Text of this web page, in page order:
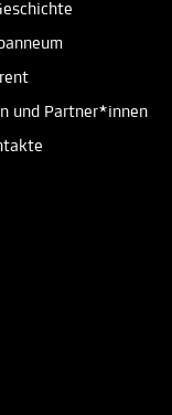
und Partner*innen